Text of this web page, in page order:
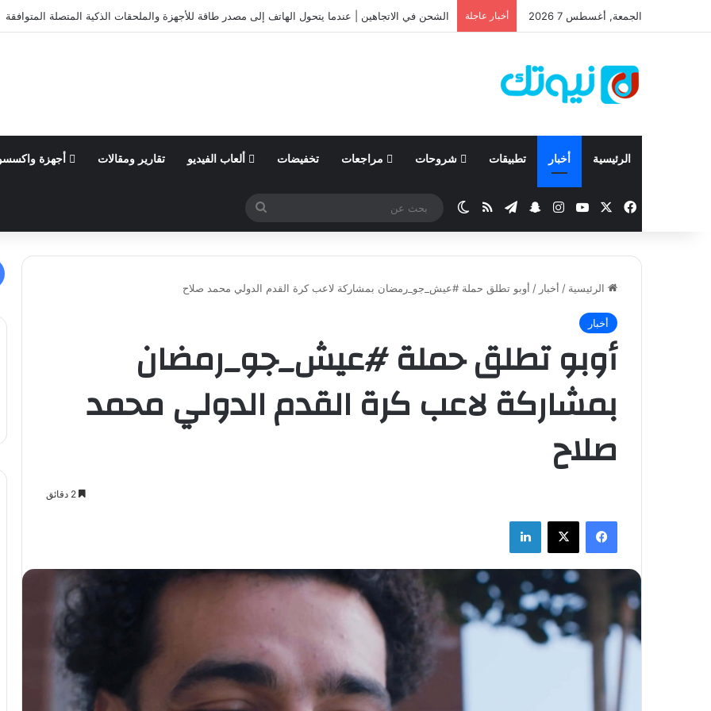
الجمعة, أغسطس 7 2026 أخبار عاجلة نيسان تعلن نتائجها المالية للربع الأول من السنة المالية 2026 وتؤكد توقعاتها المالية للعام
الرئيسية أخبار تطبيقات شروحات مراجعات تخفيضات ألعاب الفيديو تقارير ومقالات أجهزة
فيسبوك ‫YouTubeانستقرامسناب تشات
تيلقرامملخص الموقع RSS
الوضع المظلم
بحث
عن
الرئيسية / أخبار / أوبو تطلق حملة #عيش_جو_رمضان بمشاركة لاعب كرة القدم الدولي محمد صلاح
أخبار
أوبو تطلق حملة #عيش_جو_رمضان
بمشاركة لاعب كرة القدم الدولي محمد
صلاح
فيسبوك ‫X لينكدإن